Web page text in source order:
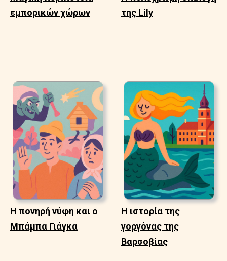
εμπορικών χώρων
της Lily
Η πονηρή νύφη και ο
Μπάμπα Γιάγκα
Η ιστορία της
γοργόνας της
Βαρσοβίας